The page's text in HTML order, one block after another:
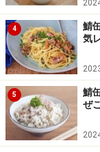
なめらかポ
レット」レ
4
鯖
気
5
鯖
ぜ